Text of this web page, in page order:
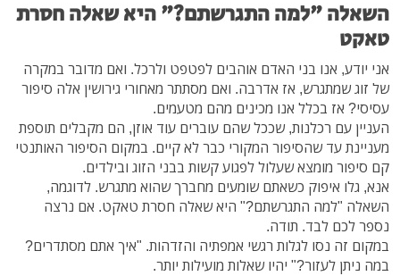
השאלה "למה התגרשתם?" היא שאלה חסרת
טאקט
אני יודע, אנו בני האדם אוהבים לפטפט ולרכל. ואם מדובר במקרה
של זוג שמתגרש, אז אדרבה. ואם מסתתר מאחורי גירושין אלה סיפור
עסיסי? אז בכלל אנו מכינים מהם מטעמים.
העניין עם רכלנות, שככל שהם עוברים עוד אוזן, הם מקבלים תוספת
מעניינת עד שהסיפור המקורי כבר לא קיים. במקום הסיפור האותנטי
קם סיפור מומצא שעלול לפגוע קשות בבני הזוג ובילדים.
אנא, גלו איפוק כשאתם שומעים מחברך שהוא מתגרש. לדוגמה,
השאלה "למה התגרשתם?" היא שאלה חסרת טאקט. אם נרצה
נספר לכם לבד. תודה.
במקום זה נסו לגלות רגשי אמפתיה והזדהות. "איך אתם מסתדרים?
במה ניתן לעזור?" יהיו שאלות מועילות יותר.